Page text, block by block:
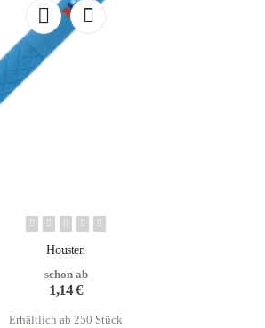
Housten
schon ab
1,14€
Erhältlich ab 250 Stück